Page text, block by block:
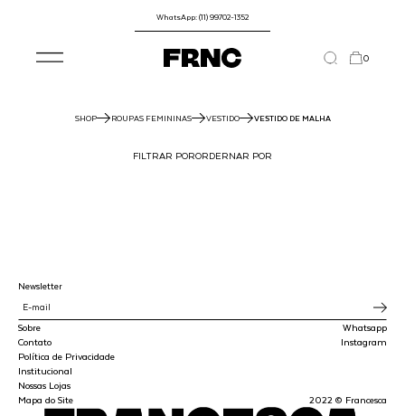
WhatsApp: (11) 99702-1352
0
SHOP ROUPAS FEMININAS VESTIDO VESTIDO DE MALHA
FILTRAR PORORDERNAR POR
Sobre
Contato
Política de Privacidade
Institucional
Nossas Lojas
Mapa do Site
Whatsapp
Instagram
2022 © Francesca
Newsletter